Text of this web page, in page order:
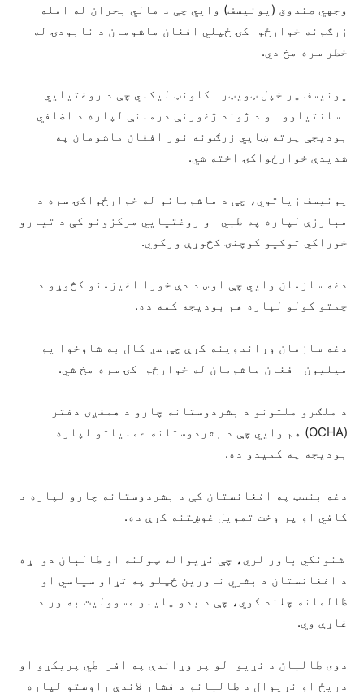
وجهي صندوق (یونیسف) وايي چې د مالي بحران له امله
زرګونه خوارځواکۍ ځپلي افغان ماشومان د نابودۍ له
خطر سره مخ دي.
یونیسف پر خپل ټویټر اکاونټ لیکلي چې د روغتیايي
اسانتیاوو او د ژوند ژغورنې درملنې لپاره د اضافي
بودیجې پرته ښايي زرګونه نور افغان ماشومان په
شدیدې خوارځواکۍ اخته شي.
یونیسف زیاتوي، چې د ماشومانو له خوارځواکۍ سره د
مبارزې لپاره په طبي او روغتیايي مرکزونو کې د تیارو
خوراکي توکیو کوچنۍ کڅوړې ورکوي.
دغه سازمان وايي چې اوس د دې خورا اغیزمنو کڅوړو د
چمتو کولو لپاره هم بودیجه کمه ده.
دغه سازمان وړاندوینه کړې چې سږ کال به شاوخوا یو
میلیون افغان ماشومان له خوارځواکۍ سره مخ شي.
د ملګرو ملتونو د بشردوستانه چارو د همغږۍ دفتر
(OCHA) هم وايي چې د بشردوستانه عملیاتو لپاره
بودیجه په کمیدو ده.
دغه بنسټ په افغانستان کې د بشردوستانه چارو لپاره د
کافي او پر وخت تمویل غوښتنه کړې ده.
شنونکي باور لري، چې نړیواله ټولنه او طالبان دواړه
د افغانستان د بشري ناورین ځپلو په تړاو سیاسي او
ظالمانه چلند کوي، چې د بدو پایلو مسوولیت به ور د
غاړې وي.
دوی طالبان د نړیوالو پر وړاندې په افراطي پریکړو او
دریځ او نړیوال د طالبانو د فشار لاندې راوستو لپاره